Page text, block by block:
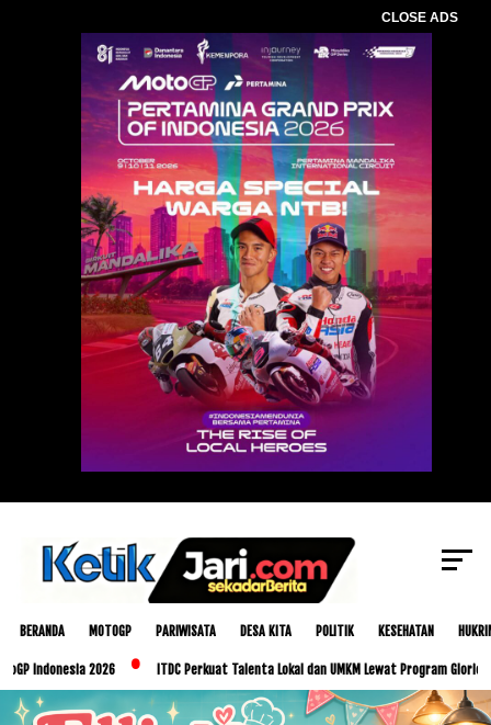
CLOSE ADS
BERANDA MOTOGP PARIWISATA DESA KITA POLITIK KESEHATAN
2026 ITDC Perkuat Talenta Lokal dan UMKM Lewat Program Glorious Golo Mori